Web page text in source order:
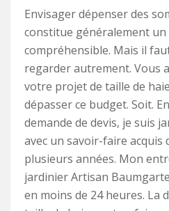
Envisager dépenser des
constitue généralement un
compréhensible. Mais il
regarder autrement. Vous
votre projet de taille de
dépasser ce budget. Soit.
demande de devis, je suis
avec un savoir-faire acquis
plusieurs années. Mon
jardinier Artisan
en moins de 24 heures. La